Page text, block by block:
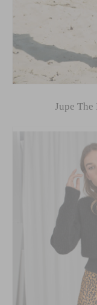
Jupe The